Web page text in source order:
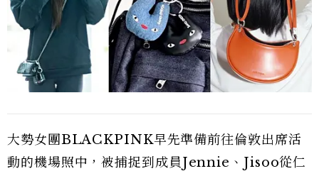
大勢女團BLACKPINK早先準備前往倫敦出席活
動的機場照中，被捕捉到成員Jennie、Jisoo從仁